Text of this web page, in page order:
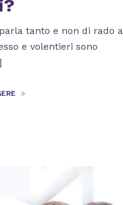
tanto e non di rado a
e volentieri sono